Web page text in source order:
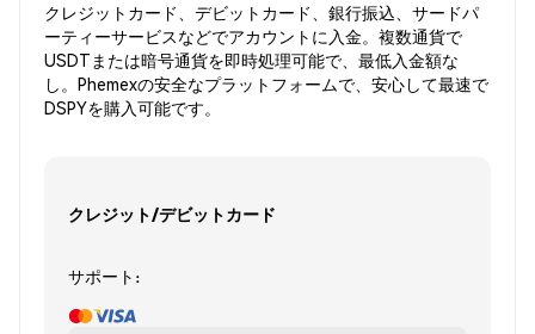
クレジットカード、デビットカード、銀行振込、サードパ
ーティーサービスなどでアカウントに入金。複数通貨で
USDTまたは暗号通貨を即時処理可能で、最低入金額な
し。Phemexの安全なプラットフォームで、安心して最速で
DSPYを購入可能です。
クレジット/デビットカード
サポート: